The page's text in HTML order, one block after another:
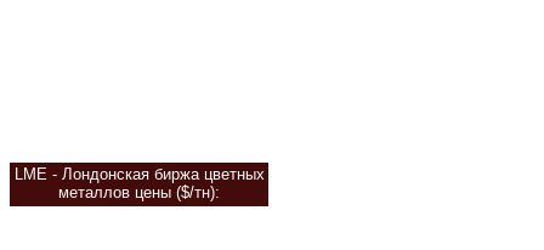
LME - Лондонская биржа цветных
металлов цены ($/тн):